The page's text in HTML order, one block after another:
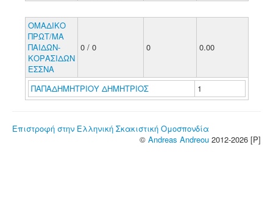
ΟΜΑΔΙΚΟ
ΠΡΩΤ/ΜΑ
ΠΑΙΔΩΝ-
ΚΟΡΑΣΙΔΩΝ
ΕΣΣΝΑ
0 / 0 0 0.00
ΠΑΠΑΔΗΜΗΤΡΙΟΥ ΔΗΜΗΤΡΙΟΣ 1
Επιστροφή στην Ελληνική Σκακιστική Ομοσπονδία
© Andreas Andreou 2012-2026 [P]